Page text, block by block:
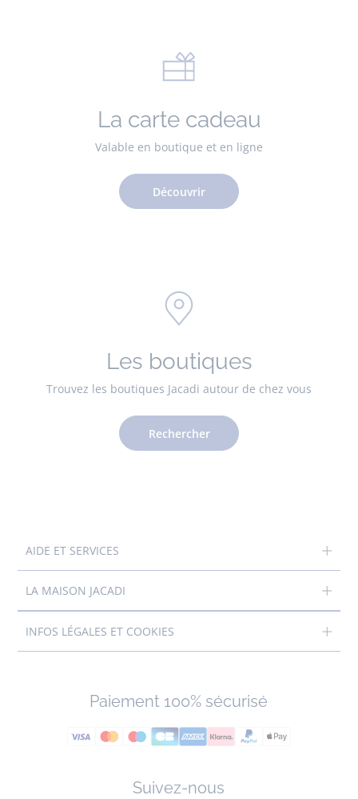
La carte cadeau
Valable en boutique et en ligne
Découvrir
Les boutiques
Trouvez les boutiques Jacadi autour de chez vous
Rechercher
AIDE ET SERVICES
LA MAISON JACADI
INFOS LÉGALES ET COOKIES
Paiement 100% sécurisé
Suivez-nous